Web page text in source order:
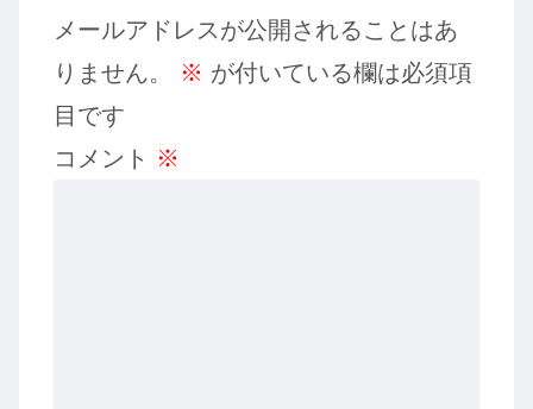
メールアドレスが公開されることはあ
りません。
※ が付いている欄は必須項
目です
コメント ※